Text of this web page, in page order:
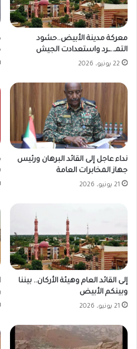
معركة مدينة الأبيض..حشود
التمـ..ــرد واستعدادت الجيش
22 يونيو، 2026
نداء عاجل إلى القائد البرهان ورئيس
جهاز المخابرات العامة
21 يونيو، 2026
إلى القائد العام وهيئة الأركان.. بيننا
وبينكم الأبيض
21 يونيو، 2026